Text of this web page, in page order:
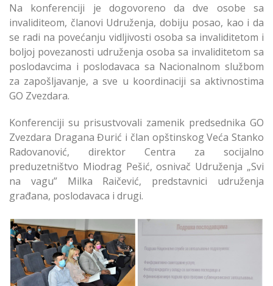
Na konferenciji je dogovoreno da dve osobe sa
invaliditeom, članovi Udruženja, dobiju posao, kao i da
se radi na povećanju vidljivosti osoba sa invaliditetom i
boljoj povezanosti udruženja osoba sa invaliditetom sa
poslodavcima i poslodavaca sa Nacionalnom službom
za zapošljavanje, a sve u koordinaciji sa aktivnostima
GO Zvezdara.
Konferenciji su prisustvovali zamenik predsednika GO
Zvezdara Dragana Đurić i član opštinskog Veća Stanko
Radovanović, direktor Centra za socijalno
preduzetništvo Miodrag Pešić, osnivač Udruženja „Svi
na vagu” Milka Raičević, predstavnici udruženja
građana, poslodavaca i drugi.
U Opštini Zvezdara
Održana Konferencija
o Zapošljavanju
Osoba sa
U Opštini Zvezdara
Održana Konferencija
o Zapošljavanju
Osoba sa